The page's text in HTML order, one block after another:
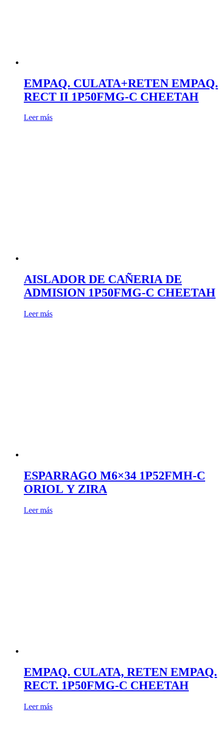
EMPAQ. CULATA+RETEN EMPAQ.
RECT II 1P50FMG-C CHEETAH
Leer más
AISLADOR DE CAÑERIA DE
ADMISION 1P50FMG-C CHEETAH
Leer más
ESPARRAGO M6×34 1P52FMH-C
ORIOL Y ZIRA
Leer más
EMPAQ. CULATA, RETEN EMPAQ.
RECT. 1P50FMG-C CHEETAH
Leer más